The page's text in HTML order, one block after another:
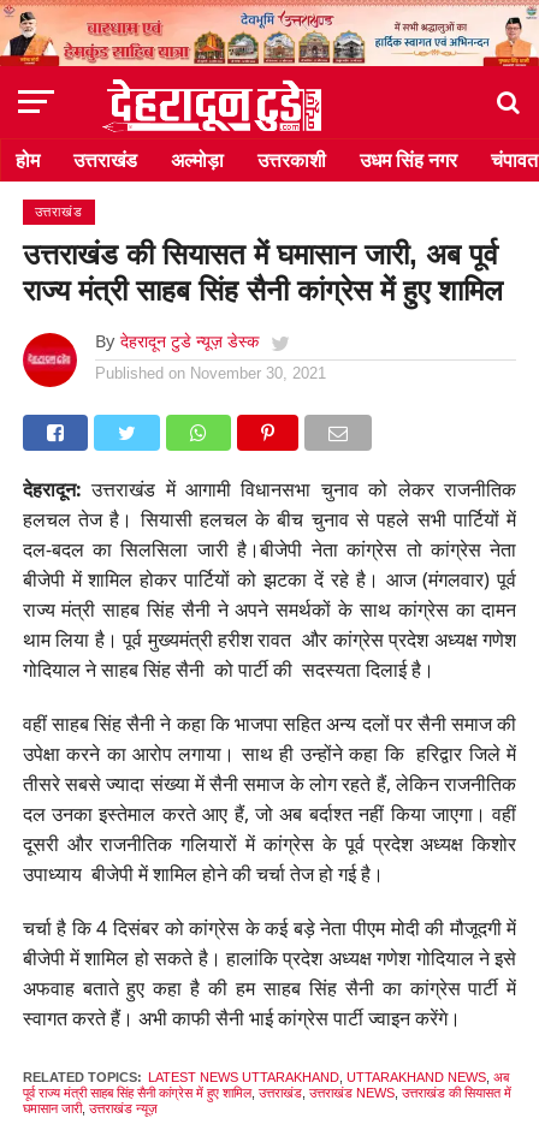
होम उत्तराखंड अल्मोड़ा उत्तरकाशी उधम सिंह नगर चंपावत
उत्तराखंड
उत्तराखंड की सियासत में घमासान जारी, अब पूर्व
राज्य मंत्री साहब सिंह सैनी कांग्रेस में हुए शामिल
By देहरादून टुडे न्यूज़ डेस्क
Published on November 30, 2021
देहरादून: उत्तराखंड में आगामी विधानसभा चुनाव को लेकर राजनीतिक
हलचल तेज है। सियासी हलचल के बीच चुनाव से पहले सभी पार्टियों में
दल-बदल का सिलसिला जारी है।बीजेपी नेता कांग्रेस तो कांग्रेस नेता
बीजेपी में शामिल होकर पार्टियों को झटका दें रहे है। आज (मंगलवार) पूर्व
राज्य मंत्री साहब सिंह सैनी ने अपने समर्थकों के साथ कांग्रेस का दामन
थाम लिया है। पूर्व मुख्यमंत्री हरीश रावत और कांग्रेस प्रदेश अध्यक्ष गणेश
गोदियाल ने साहब सिंह सैनी को पार्टी की सदस्यता दिलाई है।
वहीं साहब सिंह सैनी ने कहा कि भाजपा सहित अन्य दलों पर सैनी समाज की
उपेक्षा करने का आरोप लगाया। साथ ही उन्होंने कहा कि हरिद्वार जिले में
तीसरे सबसे ज्यादा संख्या में सैनी समाज के लोग रहते हैं, लेकिन राजनीतिक
दल उनका इस्तेमाल करते आए हैं, जो अब बर्दाश्त नहीं किया जाएगा। वहीं
दूसरी और राजनीतिक गलियारों में कांग्रेस के पूर्व प्रदेश अध्यक्ष किशोर
उपाध्याय बीजेपी में शामिल होने की चर्चा तेज हो गई है।
चर्चा है कि 4 दिसंबर को कांग्रेस के कई बड़े नेता पीएम मोदी की मौजूदगी में
बीजेपी में शामिल हो सकते है। हालांकि प्रदेश अध्यक्ष गणेश गोदियाल ने इसे
अफवाह बताते हुए कहा है की हम साहब सिंह सैनी का कांग्रेस पार्टी में
स्वागत करते हैं। अभी काफी सैनी भाई कांग्रेस पार्टी ज्वाइन करेंगे।
RELATED TOPICS: LATEST NEWS UTTARAKHAND, UTTARAKHAND NEWS, अब
पूर्व राज्य मंत्री साहब सिंह सैनी कांग्रेस में हुए शामिल, उत्तराखंड, उत्तराखंड NEWS, उत्तराखंड की सियासत में
घमासान जारी, उत्तराखंड न्यूज़